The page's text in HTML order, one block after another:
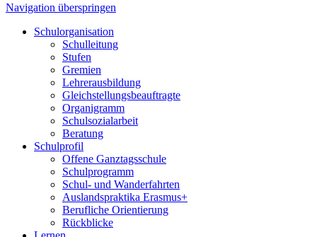
Navigation überspringen
Schulorganisation
Schulleitung
Stufen
Gremien
Lehrerausbildung
Gleichstellungsbeauftragte
Organigramm
Schulsozialarbeit
Beratung
Schulprofil
Offene Ganztagsschule
Schulprogramm
Schul- und Wanderfahrten
Auslandspraktika Erasmus+
Berufliche Orientierung
Rückblicke